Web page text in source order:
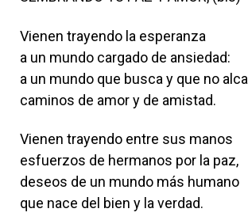
Vienen trayendo la esperanza
a un mundo cargado de ansiedad:
a un mundo que busca y que no
caminos de amor y de amistad.
Vienen trayendo entre sus manos
esfuerzos de hermanos por la paz,
deseos de un mundo más humano
que nace del bien y la verdad.